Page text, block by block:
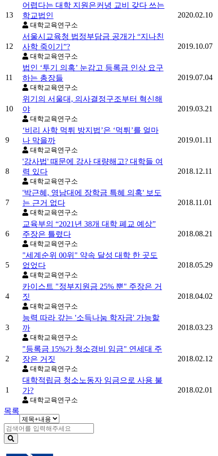
13
어렵다는 대학 지원은커녕 교비 갖다 쓰는
학교법인
대학교육연구소
2020.02.10
12
서울시교육청 법정부담금 공개가 “지나친
사학 죽이기”?
대학교육연구소
2019.10.07
11
법인 ‘투기 의혹’ 눈감고 등록금 인상 요구
하는 총장들
대학교육연구소
2019.07.04
10
위기의 서울대, 의사결정구조부터 혁신해
야
대학교육연구소
2019.03.21
9
‘비리 사학 먹튀 방지법’은 ‘먹튀’를 얼마
나 막을까
대학교육연구소
2019.01.11
8
'강사법' 때문에 강사 대량해고? 대학들 여
력 있다
대학교육연구소
2018.12.11
7
'박근혜, 영남대에 장학금 특혜 의혹' 보도
는 근거 없다
대학교육연구소
2018.11.01
6
교육부의 “2021년 38개 대학 폐교 예상”
주장은 틀렸다
대학교육연구소
2018.08.21
5
"세계순위 00위" 약속 달성 대학 한 곳도
없었다
대학교육연구소
2018.05.29
4
카이스트 "정부지원금 25% 뿐" 주장은 거
짓
대학교육연구소
2018.04.02
3
능력 따라 갚는 '소득나눔 학자금' 가능할
까
대학교육연구소
2018.03.23
2
"등록금 15%가 청소경비 임금" 연세대 주
장은 거짓
대학교육연구소
2018.02.12
1
대학적립금 청소노동자 임금으로 사용 불
가?
대학교육연구소
2018.02.01
목록